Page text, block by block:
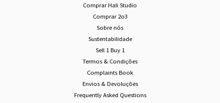
Comprar Hali Studio
Comprar 2o3
Sobre nós
Sustentabilidade
Sell 1 Buy 1
Termos & Condições
Complaints Book
Envios & Devoluções
Frequently Asked Questions